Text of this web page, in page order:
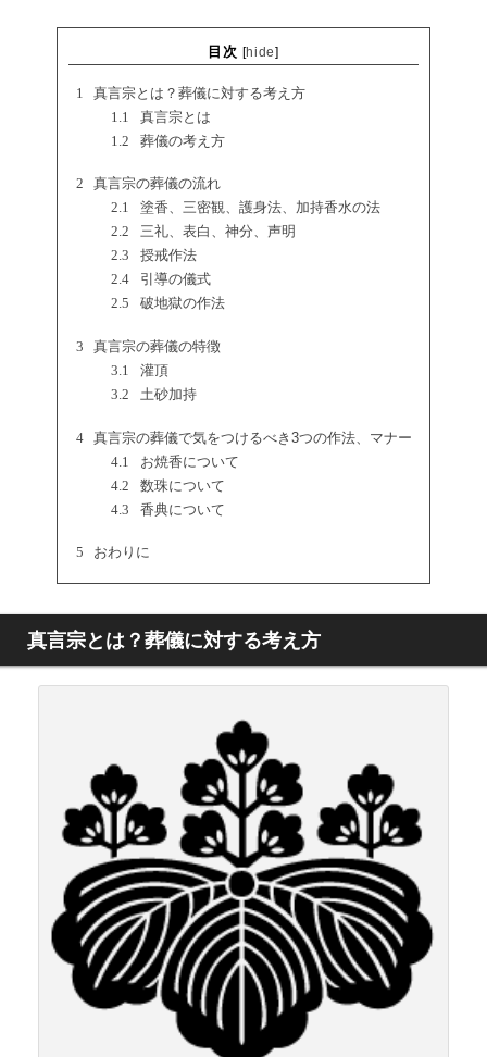
目次 hide
1 真言宗とは？葬儀に対する考え方
1.1 真言宗とは
1.2 葬儀の考え方
2 真言宗の葬儀の流れ
2.1 塗香、三密観、護身法、加持香水の法
2.2 三礼、表白、神分、声明
2.3 授戒作法
2.4 引導の儀式
2.5 破地獄の作法
3 真言宗の葬儀の特徴
3.1 灌頂
3.2 土砂加持
4 真言宗の葬儀で気をつけるべき3つの作法、マナー
4.1 お焼香について
4.2 数珠について
4.3 香典について
5 おわりに
真言宗とは？葬儀に対する考え方